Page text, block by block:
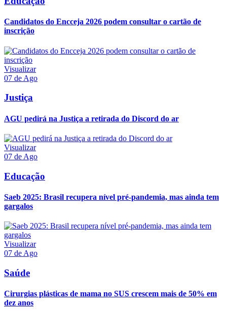
Candidatos do Encceja 2026 podem consultar o cartão de
inscrição
Visualizar
07 de Ago
Justiça
AGU pedirá na Justiça a retirada do Discord do ar
Visualizar
07 de Ago
Educação
Saeb 2025: Brasil recupera nível pré-pandemia, mas ainda tem
gargalos
Visualizar
07 de Ago
Saúde
Cirurgias plásticas de mama no SUS crescem mais de 50% em
dez anos